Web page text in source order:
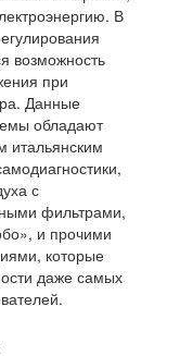
В
возможность
при
Данные
обладают
итальянским
с
фильтрами,
и прочими
которые
даже самых